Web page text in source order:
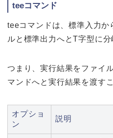
teeコマンド
teeコマンドは、標準入力か
ルと標準出力へとT字型に分
つまり、実行結果をファイ
マンドへと実行結果を渡す
オプショ
ン
説明